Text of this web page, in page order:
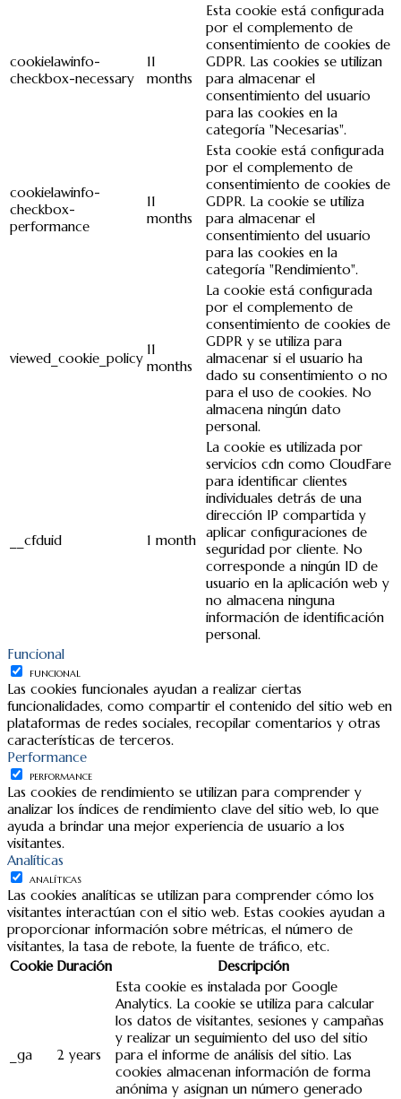
cookielawinfo-
checkbox-necessary
11
months
Esta cookie está configurada
por el complemento de
consentimiento de cookies de
GDPR. Las cookies se utilizan
para almacenar el
consentimiento del usuario
para las cookies en la
categoría "Necesarias".
cookielawinfo-
checkbox-
performance
11
months
Esta cookie está configurada
por el complemento de
consentimiento de cookies de
GDPR. La cookie se utiliza
para almacenar el
consentimiento del usuario
para las cookies en la
categoría "Rendimiento".
viewed_cookie_policy
11
months
La cookie está configurada
por el complemento de
consentimiento de cookies de
GDPR y se utiliza para
almacenar si el usuario ha
dado su consentimiento o no
para el uso de cookies. No
almacena ningún dato
personal.
__cfduid 1 month
La cookie es utilizada por
servicios cdn como CloudFare
para identificar clientes
individuales detrás de una
dirección IP compartida y
aplicar configuraciones de
seguridad por cliente. No
corresponde a ningún ID de
usuario en la aplicación web y
no almacena ninguna
información de identificación
personal.
Funcional
FUNCIONAL
Las cookies funcionales ayudan a realizar ciertas
funcionalidades, como compartir el contenido del sitio web en
plataformas de redes sociales, recopilar comentarios y otras
características de terceros.
Performance
PERFORMANCE
Las cookies de rendimiento se utilizan para comprender y
analizar los índices de rendimiento clave del sitio web, lo que
ayuda a brindar una mejor experiencia de usuario a los
visitantes.
Analíticas
ANALÍTICAS
Las cookies analíticas se utilizan para comprender cómo los
visitantes interactúan con el sitio web. Estas cookies ayudan a
proporcionar información sobre métricas, el número de
visitantes, la tasa de rebote, la fuente de tráfico, etc.
Cookie Duración Descripción
_ga 2 years
Esta cookie es instalada por Google
Analytics. La cookie se utiliza para calcular
los datos de visitantes, sesiones y campañas
y realizar un seguimiento del uso del sitio
para el informe de análisis del sitio. Las
cookies almacenan información de forma
anónima y asignan un número generado